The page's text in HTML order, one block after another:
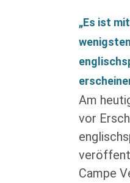
„Es ist
Am
vor
Campe